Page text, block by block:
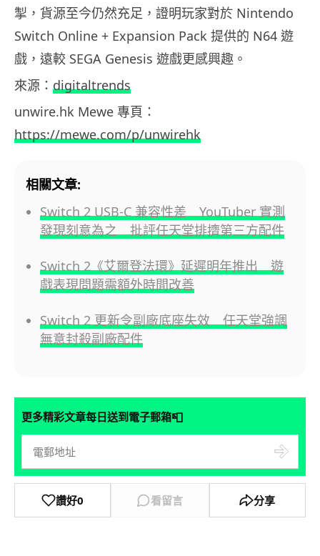
掣，貨源至今仍然充足，證明玩家對於 Nintendo
Switch Online + Expansion Pack 提供的 N64 遊
戲，遠較 SEGA Genesis 遊戲更感興趣。
來源： digitaltrends
unwire.hk Mewe 專頁：
https://mewe.com/p/unwirehk
相關文章:
Switch 2 USB-C 兼容性差 YouTuber 實測
發現刻意為之 批評任天堂排擠第三方配件
Switch 2《艾爾登法環》延遲明年推出 遊
戲表現問題需額外時間改善
Switch 2 更新令副廠底座失效 任天堂強調
無意封殺副廠配件
更多精彩文章每日送到電子郵箱📮
讚好0 看留言 分享